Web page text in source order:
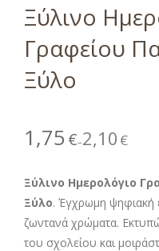
Ξύλινο
Γραφείου
Ξύλο
1,75 €–2,10 €
Ξύλινο Ημερολόγιο
Ξύλο. Έγχρωμη ψηφιακή
ζωντανά χρώματα.
του σχολείου και